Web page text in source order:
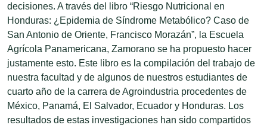
decisiones. A través del libro “Riesgo Nutricional en
Honduras: ¿Epidemia de Síndrome Metabólico? Caso de
San Antonio de Oriente, Francisco Morazán”, la Escuela
Agrícola Panamericana, Zamorano se ha propuesto hacer
justamente esto. Este libro es la compilación del trabajo de
nuestra facultad y de algunos de nuestros estudiantes de
cuarto año de la carrera de Agroindustria procedentes de
México, Panamá, El Salvador, Ecuador y Honduras. Los
resultados de estas investigaciones han sido compartidos